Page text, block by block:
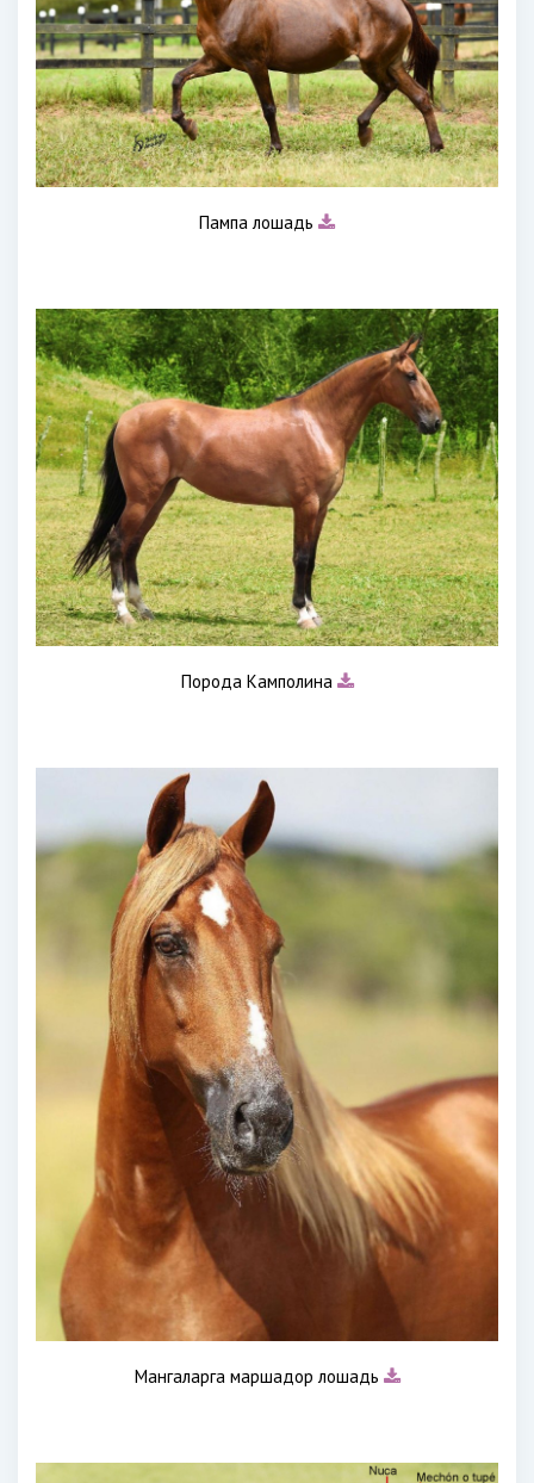
Пампа лошадь
Порода Камполина
Мангаларга маршадор лошадь